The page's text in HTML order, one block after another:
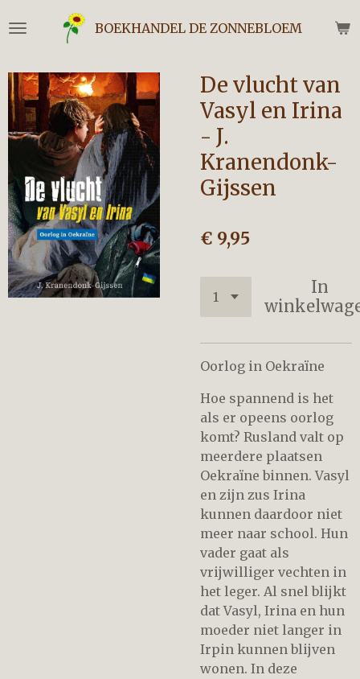
direct
de
hoofdinhoud
BOEKHANDEL DE ZONNEBLOEM
De vlucht van
Vasyl en Irina
- J.
Kranendonk-
Gijssen
€ 9,95
In
Oorlog in Oekraïne
Hoe spannend is het
als er opeens oorlog
komt? Rusland valt op
meerdere plaatsen
Oekraïne binnen. Vasyl
en zijn zus Irina
kunnen daardoor niet
meer naar school. Hun
vader gaat als
vrijwilliger vechten in
het leger. Al snel blijkt
dat Vasyl, Irina en hun
moeder niet langer in
Irpin kunnen blijven
wonen. In deze